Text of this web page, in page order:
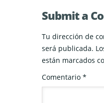
Submit a
Tu dirección de
será publicada.
están marcados
Comentario *